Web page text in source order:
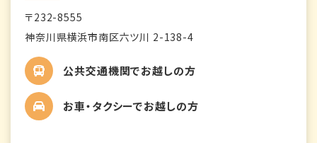
〒232-8555
神奈川県横浜市南区六ツ川 2-138-4
公共交通機関でお越しの方
お車・タクシーでお越しの方